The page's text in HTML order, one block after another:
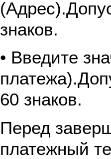
знаков.
• Введите
60 знаков.
Перед
платежный